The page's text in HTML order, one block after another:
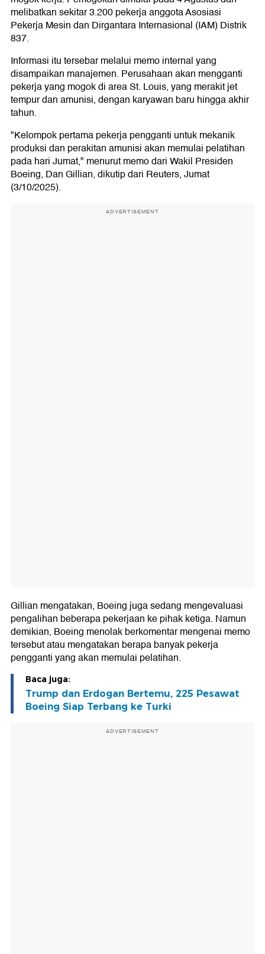
melibatkan sekitar 3.200 pekerja anggota Asosiasi
Pekerja Mesin dan Dirgantara Internasional (IAM) Distrik
837.
Informasi itu tersebar melalui memo internal yang
disampaikan manajemen. Perusahaan akan mengganti
pekerja yang mogok di area St. Louis, yang merakit jet
tempur dan amunisi, dengan karyawan baru hingga akhir
tahun.
"Kelompok pertama pekerja pengganti untuk mekanik
produksi dan perakitan amunisi akan memulai pelatihan
pada hari Jumat," menurut memo dari Wakil Presiden
Boeing, Dan Gillian, dikutip dari Reuters, Jumat
(3/10/2025).
ADVERTISEMENT
Gillian mengatakan, Boeing juga sedang mengevaluasi
pengalihan beberapa pekerjaan ke pihak ketiga. Namun
demikian, Boeing menolak berkomentar mengenai memo
tersebut atau mengatakan berapa banyak pekerja
pengganti yang akan memulai pelatihan.
Baca juga:
Trump dan Erdogan Bertemu, 225 Pesawat
Boeing Siap Terbang ke Turki
ADVERTISEMENT